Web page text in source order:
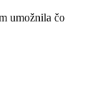
umožnila čo